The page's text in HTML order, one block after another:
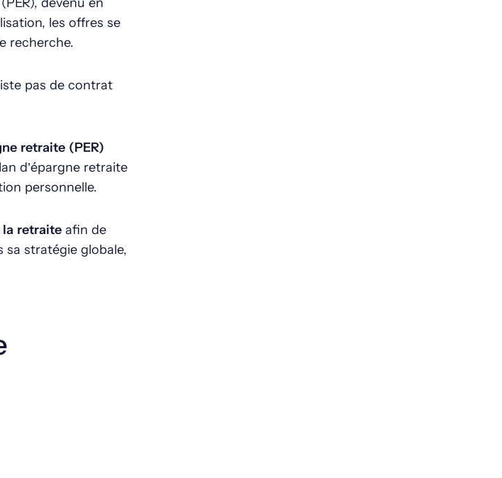
les offres se
recherche.
pas de contrat
retraite (PER)
d’épargne retraite
personnelle.
la retraite afin de
sa stratégie globale,